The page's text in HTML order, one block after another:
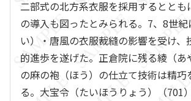
二部式の北方系衣服を採用するととも
の導入も図ったとみられる。7、8世
い）・唐風の衣服裁縫の影響を受け、
的進歩を遂げた。正倉院に残る綾（あ
の麻の袍（ほう）の仕立て技術は精巧
る。大宝令（たいほうりょう）（701